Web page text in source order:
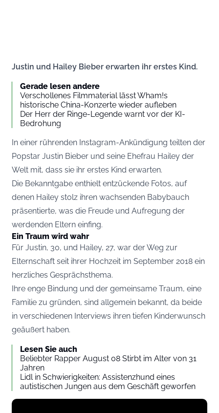
Justin und Hailey Bieber erwarten ihr erstes Kind.
Gerade lesen andere
Verschollenes Filmmaterial lässt Wham!s
historische China-Konzerte wieder aufleben
Der Herr der Ringe-Legende warnt vor der KI-
Bedrohung
In einer rührenden Instagram-Ankündigung teilten der
Popstar Justin Bieber und seine Ehefrau Hailey der
Welt mit, dass sie ihr erstes Kind erwarten.
Die Bekanntgabe enthielt entzückende Fotos, auf
denen Hailey stolz ihren wachsenden Babybauch
präsentierte, was die Freude und Aufregung der
werdenden Eltern einfing.
Ein Traum wird wahr
Für Justin, 30, und Hailey, 27, war der Weg zur
Elternschaft seit ihrer Hochzeit im September 2018 ein
herzliches Gesprächsthema.
Ihre enge Bindung und der gemeinsame Traum, eine
Familie zu gründen, sind allgemein bekannt, da beide
in verschiedenen Interviews ihren tiefen Kinderwunsch
geäußert haben.
Lesen Sie auch
Beliebter Rapper August 08 Stirbt im Alter von 31
Jahren
Lidl in Schwierigkeiten: Assistenzhund eines
autistischen Jungen aus dem Geschäft geworfen
Display